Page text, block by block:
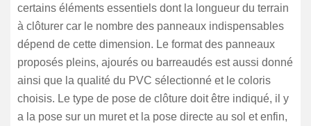
certains éléments essentiels dont la longueur du terrain
à clôturer car le nombre des panneaux indispensables
dépend de cette dimension. Le format des panneaux
proposés pleins, ajourés ou barreaudés est aussi donné
ainsi que la qualité du PVC sélectionné et le coloris
choisis. Le type de pose de clôture doit être indiqué, il y
a la pose sur un muret et la pose directe au sol et enfin,